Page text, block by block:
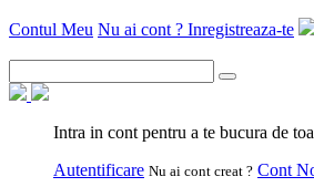
Contul Meu Nu ai cont ? Inregistreaza-te
Intra in cont pentru a te bucura de
Autentificare Nu ai cont creat ? Cont